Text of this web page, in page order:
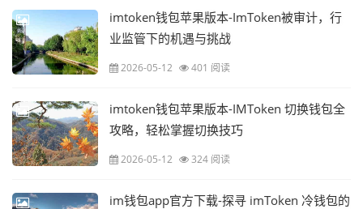
imtoken钱包苹果版本-ImToken被审计，行
业监管下的机遇与挑战
2026-05-12 401 阅读
imtoken钱包苹果版本-IMToken 切换钱包全
攻略，轻松掌握切换技巧
2026-05-12 324 阅读
im钱包app官方下载-探寻 imToken 冷钱包的